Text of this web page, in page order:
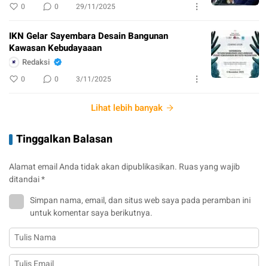
0 0 29/11/2025
IKN Gelar Sayembara Desain Bangunan
Kawasan Kebudayaaan
Redaksi
0 0 3/11/2025
Lihat lebih banyak
Tinggalkan Balasan
Alamat email Anda tidak akan dipublikasikan. Ruas yang wajib
ditandai*
Simpan nama, email, dan situs web saya pada peramban ini
untuk komentar saya berikutnya.